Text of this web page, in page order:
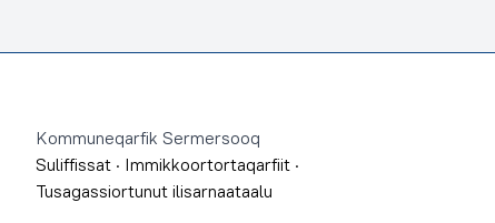
Kommuneqarfik Sermersooq
Suliffissat · Immikkoortortaqarfiit ·
Tusagassiortunut ilisarnaataalu